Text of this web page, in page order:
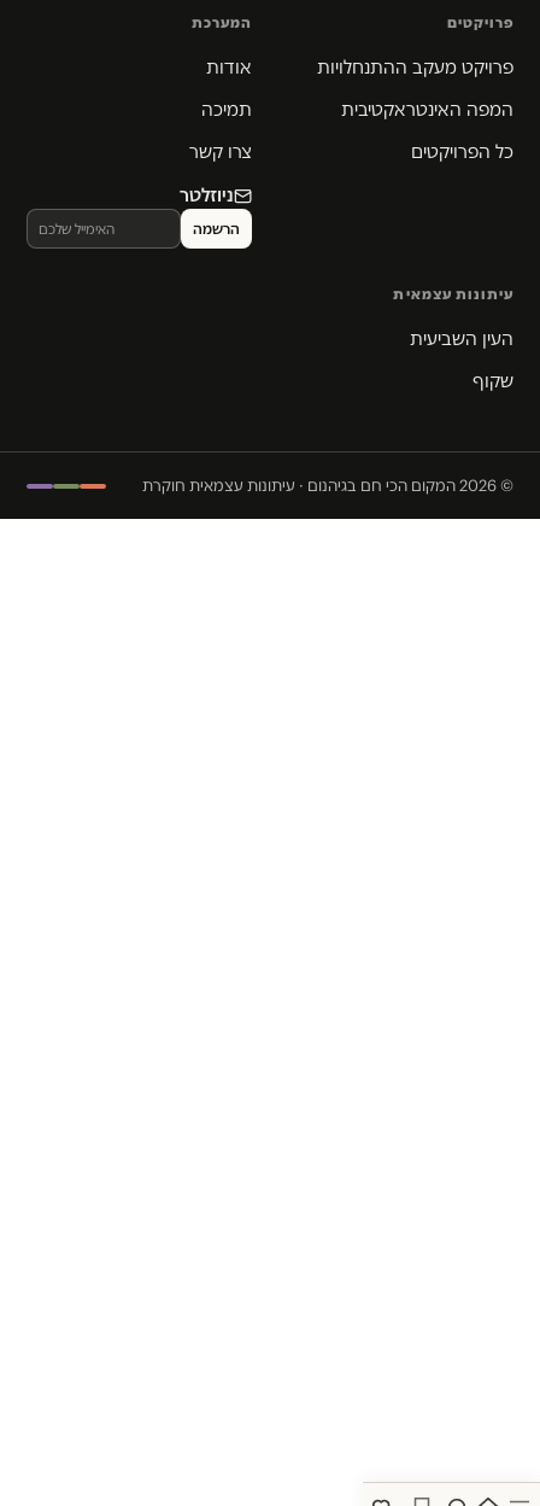
פרויקטים
פרויקט מעקב ההתנחלויות
המפה האינטראקטיבית
כל הפרויקטים
המערכת
אודות
תמיכה
צרו קשר
ניוזלטר
עיתונות עצמאית
העין השביעית
שקוף
© 2026 המקום הכי חם בגיהנום · עיתונות עצמאית חוקרת